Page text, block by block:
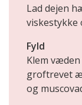
Lad dejen
viskestykke
Fyld
Klem
groftrevet
og